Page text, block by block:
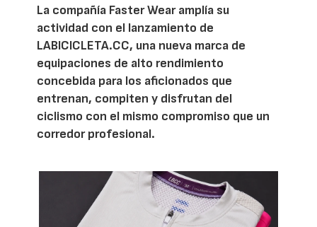
La compañía Faster Wear amplía su
actividad con el lanzamiento de
LABICICLETA.CC, una nueva marca de
equipaciones de alto rendimiento
concebida para los aficionados que
entrenan, compiten y disfrutan del
ciclismo con el mismo compromiso que un
corredor profesional.